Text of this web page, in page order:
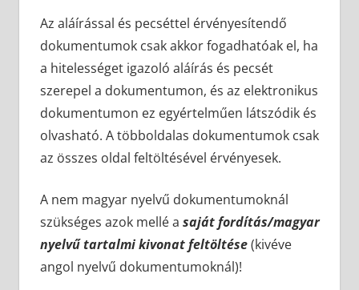
Az aláírással és pecséttel érvényesítendő
dokumentumok csak akkor fogadhatóak el, ha
a hitelességet igazoló aláírás és pecsét
szerepel a dokumentumon, és az elektronikus
dokumentumon ez egyértelműen látszódik és
olvasható. A többoldalas dokumentumok csak
az összes oldal feltöltésével érvényesek.
A nem magyar nyelvű dokumentumoknál
szükséges azok mellé a saját fordítás/magyar
nyelvű tartalmi kivonat feltöltése(kivéve
angol nyelvű dokumentumoknál)!